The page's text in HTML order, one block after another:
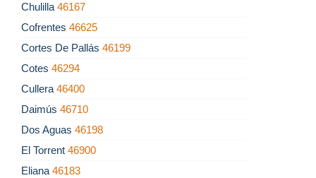
Chulilla 46167
Cofrentes 46625
Cortes De Pallás 46199
Cotes 46294
Cullera 46400
Daimús 46710
Dos Aguas 46198
El Torrent 46900
Eliana 46183